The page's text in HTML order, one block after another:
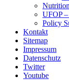
Nutrition
UFOP
Policy
Kontakt
Sitemap
Impressum
Datenschutz
Twitter
Youtube